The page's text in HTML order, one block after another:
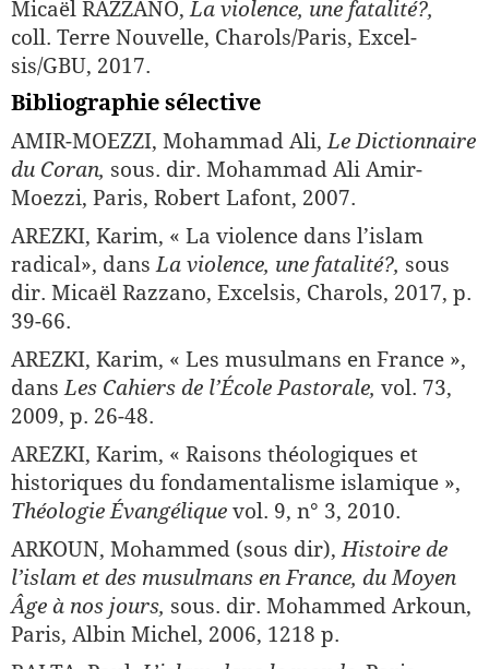
Micaël RAZZANO, La violence, une fatalité?,
coll. Terre Nouvelle, Charols/Paris, Excel­
sis/GBU, 2017.
Bibliographie sélective
AMIR-MOEZZI, Mohammad Ali, Le Dictionnaire
du Coran, sous. dir. Mohammad Ali Amir-
Moezzi, Paris, Robert Lafont, 2007.
AREZKI, Karim, « La violence dans l’islam
radical», dans La violence, une fatalité?, sous
dir. Micaël Razzano, Excelsis, Charols, 2017, p.
39-66.
AREZKI, Karim, « Les musulmans en France »,
dans Les Cahiers de l’École Pastorale, vol. 73,
2009, p. 26-48.
AREZKI, Karim, « Raisons théologiques et
historiques du fondamen­talisme islamique »,
Théologie Évangélique vol. 9, n° 3, 2010.
ARKOUN, Mohammed (sous dir), Histoire de
l’islam et des musulmans en France, du Moyen
Âge à nos jours, sous. dir. Mohammed Arkoun,
Paris, Albin Michel, 2006, 1218 p.